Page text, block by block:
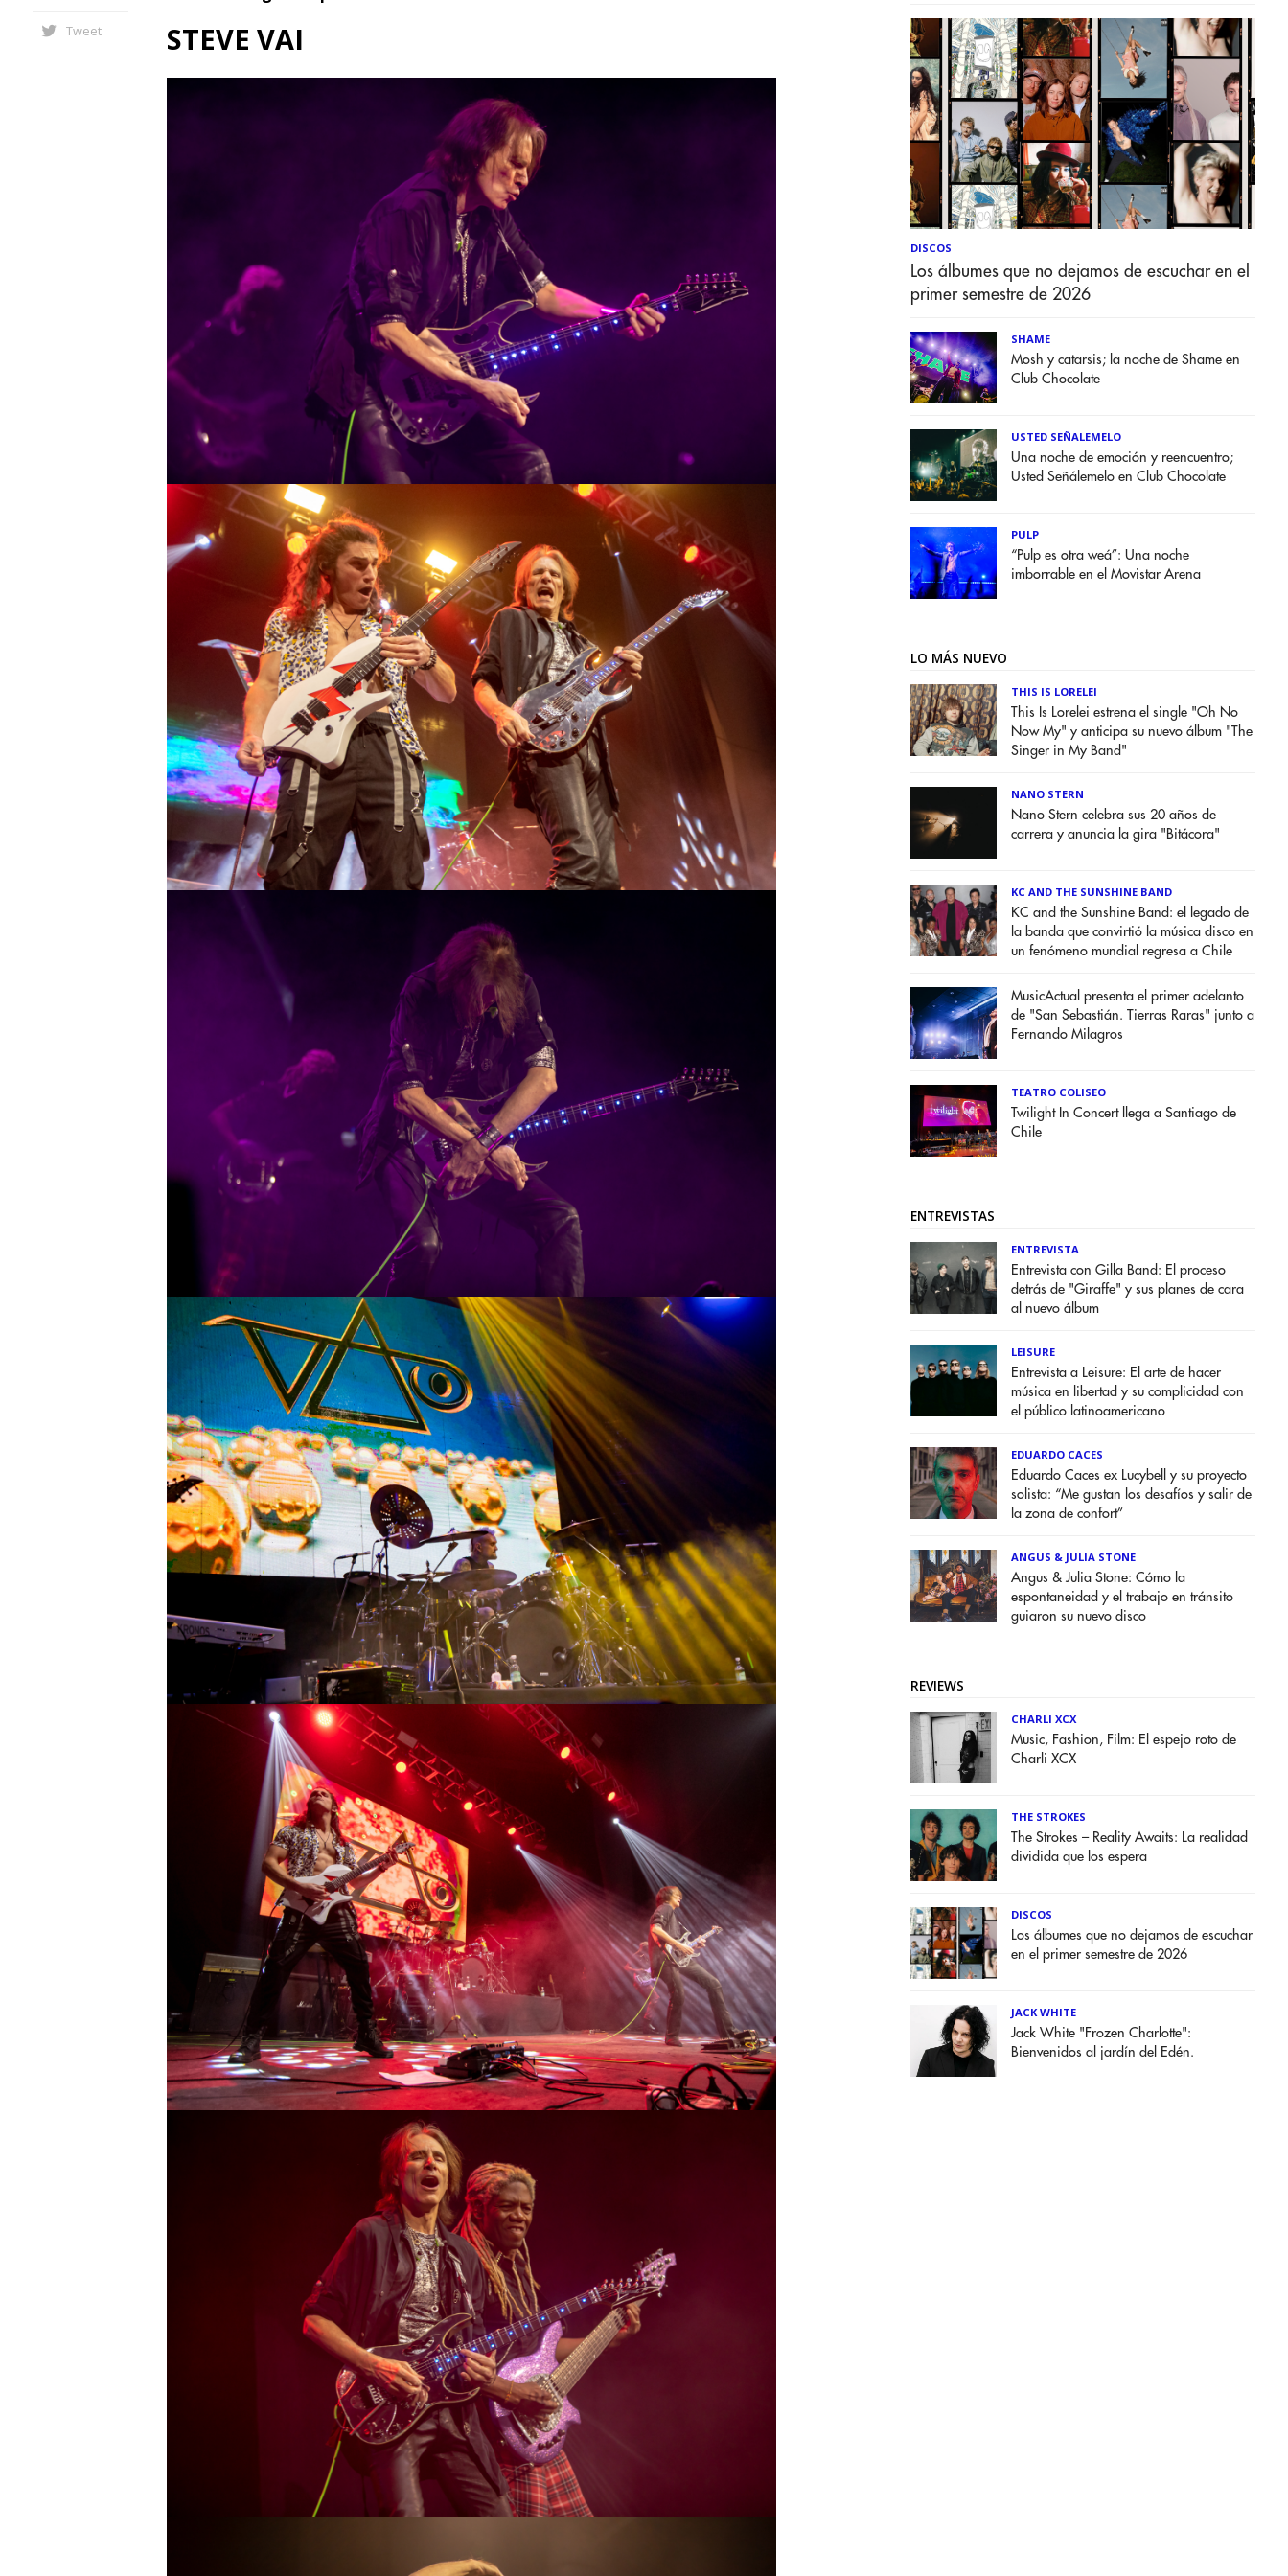
Tweet STEVE VAI
DISCOS
Los álbumes que no dejamos de escuchar en el
primer semestre de 2026
SHAME
Mosh y catarsis; la noche de Shame en
Club Chocolate
USTED SEÑALEMELO
Una noche de emoción y reencuentro;
Usted Señálemelo en Club Chocolate
PULP
“Pulp es otra weá”: Una noche
imborrable en el Movistar Arena
LO MÁS NUEVO
THIS IS LORELEI
This Is Lorelei estrena el single "Oh No
Now My" y anticipa su nuevo álbum "The
Singer in My Band"
NANO STERN
Nano Stern celebra sus 20 años de
carrera y anuncia la gira "Bitácora"
KC AND THE SUNSHINE BAND
KC and the Sunshine Band: el legado de
la banda que convirtió la música disco en
un fenómeno mundial regresa a Chile
MusicActual presenta el primer adelanto
de "San Sebastián. Tierras Raras" junto a
Fernando Milagros
TEATRO COLISEO
Twilight In Concert llega a Santiago de
Chile
ENTREVISTAS
ENTREVISTA
Entrevista con Gilla Band: El proceso
detrás de "Giraffe" y sus planes de cara
al nuevo álbum
LEISURE
Entrevista a Leisure: El arte de hacer
música en libertad y su complicidad con
el público latinoamericano
EDUARDO CACES
Eduardo Caces ex Lucybell y su proyecto
solista: “Me gustan los desafíos y salir de
la zona de confort”
ANGUS & JULIA STONE
Angus & Julia Stone: Cómo la
espontaneidad y el trabajo en tránsito
guiaron su nuevo disco
REVIEWS
CHARLI XCX
Music, Fashion, Film: El espejo roto de
Charli XCX
THE STROKES
The Strokes – Reality Awaits: La realidad
dividida que los espera
DISCOS
Los álbumes que no dejamos de escuchar
en el primer semestre de 2026
JACK WHITE
Jack White "Frozen Charlotte":
Bienvenidos al jardín del Edén.